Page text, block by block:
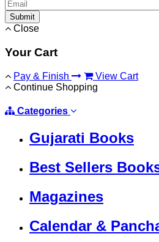
Submit
Close
Your Cart
Pay & Finish
View Cart
Continue Shopping
Categories
Gujarati Books
Best Sellers
Magazines
Calendar &